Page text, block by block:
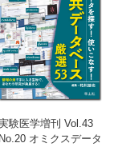
統計的測定精度
竹下潤一】
ログラムAGIS
ラム【泰地真
トフォームの
験医学増刊 Vol.43
No.20 オミクスデータ